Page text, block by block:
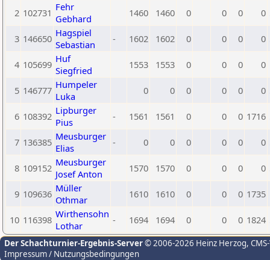
2 102731 Fehr
Gebhard
1460 1460 0 0 0 0
3 146650 Hagspiel
Sebastian
- 1602 1602 0 0 0 0
4 105699 Huf
Siegfried
1553 1553 0 0 0 0
5 146777 Humpeler
Luka
0 0 0 0 0 0
6 108392 Lipburger
Pius
- 1561 1561 0 0 0 1716
7 136385 Meusburger
Elias
- 0 0 0 0 0 0
8 109152 Meusburger
Josef Anton
1570 1570 0 0 0 0
9 109636 Müller
Othmar
1610 1610 0 0 0 1735
10 116398 Wirthensohn
Lothar
- 1694 1694 0 0 0 1824
Der Schachturnier-Ergebnis-Server© 2006-2026 Heinz Herzog,
Impressum / Nutzungsbedingungen